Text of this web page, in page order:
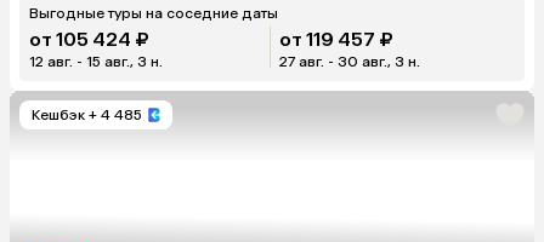
Выгодные туры на соседние даты
от 105 424 ₽
12 авг. - 15 авг., 3 н.
от 119 457 ₽
27 авг. - 30 авг., 3 н.
Кешбэк + 4 485